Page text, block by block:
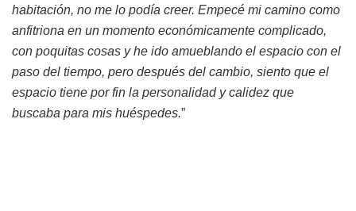
habitación, no me lo podía creer. Empecé mi camino como
anfitriona en un momento económicamente complicado,
con poquitas cosas y he ido amueblando el espacio con el
paso del tiempo, pero después del cambio, siento que el
espacio tiene por fin la personalidad y calidez que
buscaba para mis huéspedes.”